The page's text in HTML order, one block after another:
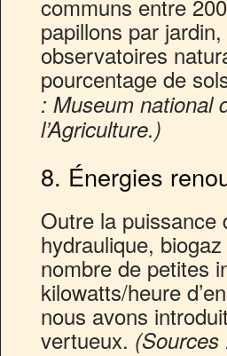
communs entre
papillons par
observatoires
pourcentage de
: Museum national
l’Agriculture.)
8. Énergies
Outre la puissance
hydraulique,
nombre de petites
kilowatts/heure
nous avons
vertueux. (Sources